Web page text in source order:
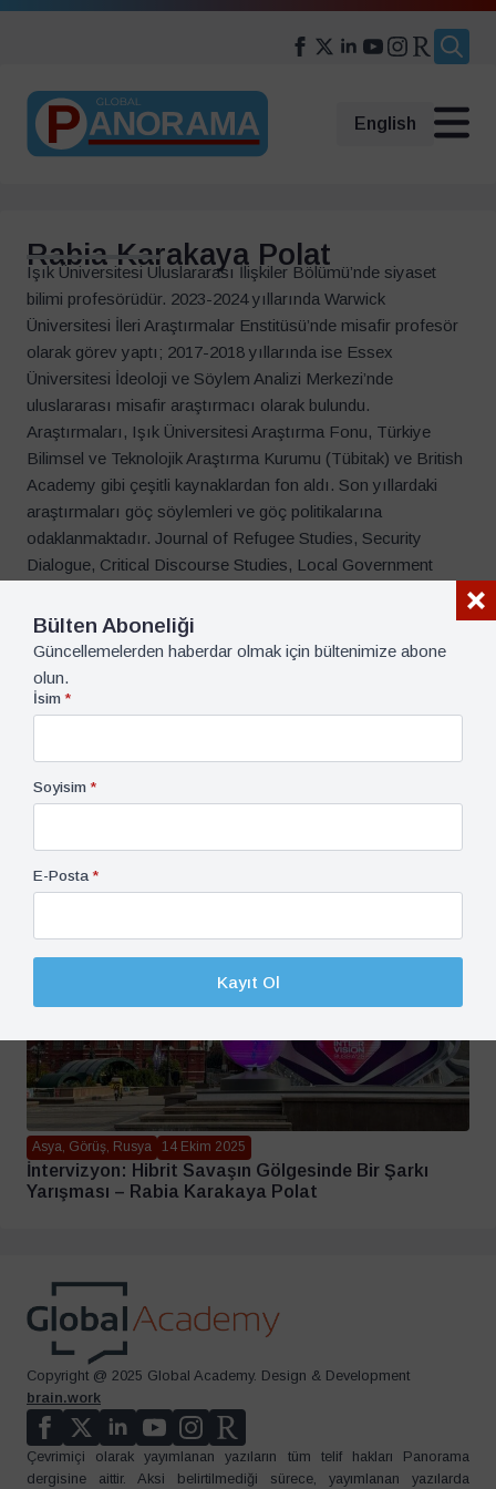
English
Rabia Karakaya Polat
Işık Üniversitesi Uluslararası İlişkiler Bölümü’nde siyaset
bilimi profesörüdür. 2023-2024 yıllarında Warwick
Üniversitesi İleri Araştırmalar Enstitüsü’nde misafir profesör
olarak görev yaptı; 2017-2018 yıllarında ise Essex
Üniversitesi İdeoloji ve Söylem Analizi Merkezi’nde
uluslararası misafir araştırmacı olarak bulundu.
Araştırmaları, Işık Üniversitesi Araştırma Fonu, Türkiye
Bilimsel ve Teknolojik Araştırma Kurumu (Tübitak) ve British
Academy gibi çeşitli kaynaklardan fon aldı. Son yıllardaki
araştırmaları göç söylemleri ve göç politikalarına
odaklanmaktadır. Journal of Refugee Studies, Security
Dialogue, Critical Discourse Studies, Local Government
Studies, Parliamentary Affairs gibi pek çok dergide makaleleri
yayınlanmıştır.
X @rabiakarakaya77
Asya, Görüş, Rusya 14 Ekim 2025
İntervizyon: Hibrit Savaşın Gölgesinde Bir Şarkı
Yarışması – Rabia Karakaya Polat
Copyright @ 2025 Global Academy. Design & Development
brain.work
Çevrimiçi olarak yayımlanan yazıların tüm telif hakları Panorama
dergisine aittir. Aksi belirtilmediği sürece, yayımlanan yazılarda
Bülten Aboneliği
Güncellemelerden haberdar olmak için bültenimize abone
olun.
İsim *
Soyisim *
E-Posta *
Kayıt Ol